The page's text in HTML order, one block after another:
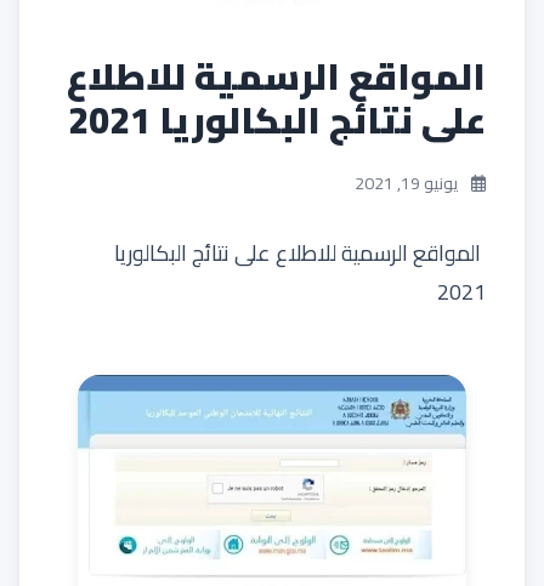
المواقع الرسمية للاطلاع
على نتائج البكالوريا 2021
يونيو 19, 2021
المواقع الرسمية للاطلاع على نتائج البكالوريا
2021